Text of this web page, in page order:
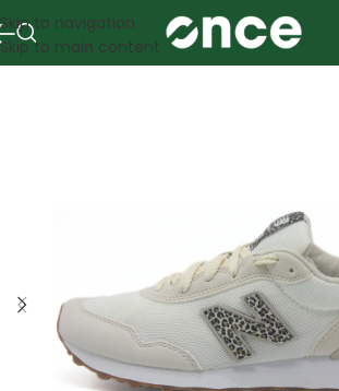
Skip to navigation
Skip to main content